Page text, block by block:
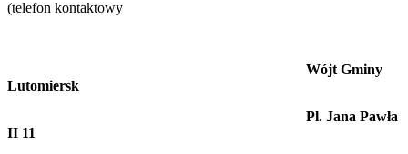
(telefon kontaktowy
Wójt Gminy
Lutomiersk
Pl. Jana Pawła
II 11